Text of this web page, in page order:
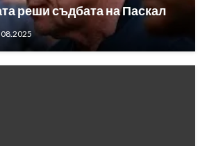
реши съдбата на Паскал